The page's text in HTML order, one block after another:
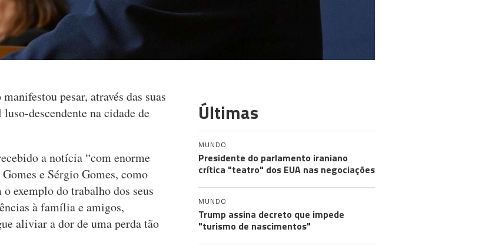
pesar, através das suas
descendente na cidade de
a notícia “com enorme
e Sérgio Gomes, como
exemplo do trabalho dos seus
à família e amigos,
aliviar a dor de uma perda tão
Últimas
MUNDO
Presidente do parlamento iraniano
crítica "teatro" dos EUA nas negociações
MUNDO
Trump assina decreto que impede
"turismo de nascimentos"